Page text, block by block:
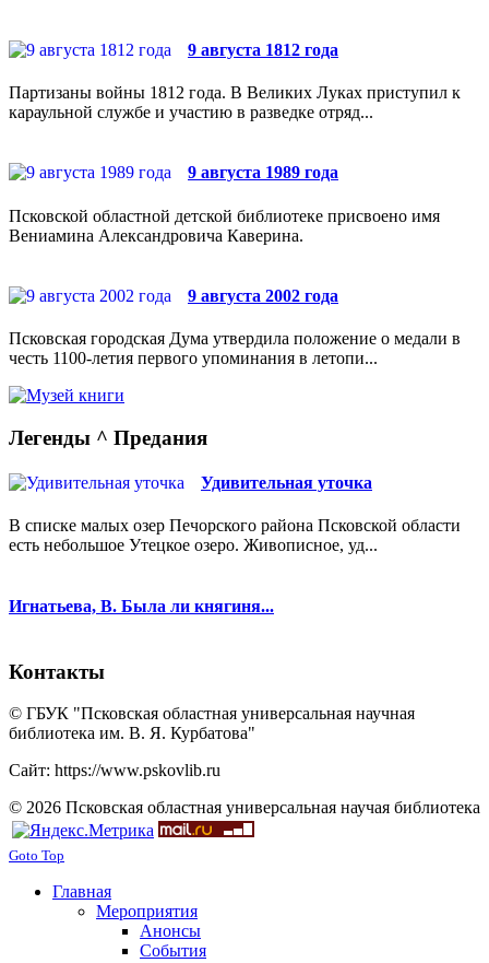
9 августа 1812 года
Партизаны войны 1812 года. В Великих Луках приступил к
караульной службе и участию в разведке отряд...
9 августа 1989 года
Псковской областной детской библиотеке присвоено имя
Вениамина Александровича Каверина.
9 августа 2002 года
Псковская городская Дума утвердила положение о медали в
честь 1100-летия первого упоминания в летопи...
Легенды ^ Предания
Удивительная уточка
В списке малых озер Печорского района Псковской области
есть небольшое Утецкое озеро. Живописное, уд...
Игнатьева, В. Была ли княгиня...
Контакты
© ГБУК "Псковская областная универсальная научная
библиотека им. В. Я. Курбатова"
Сайт: https://www.pskovlib.ru
© 2026 Псковская областная универсальная научая библиотека
Goto Top
Главная
Мероприятия
Анонсы
События